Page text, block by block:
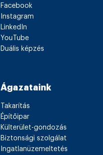
Facebook
Instagram
LinkedIn
YouTube
Duális képzés
Ágazataink
Takarítás
Építőipar
Külterület-gondozás
Biztonsági szolgálat
Ingatlanüzemeltetés